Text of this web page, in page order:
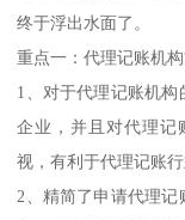
终于浮出水面了。
重点一：代理记账机
1、对于代理记账机
企业，并且对代理记
视，有利于代理记账
2、精简了申请代理